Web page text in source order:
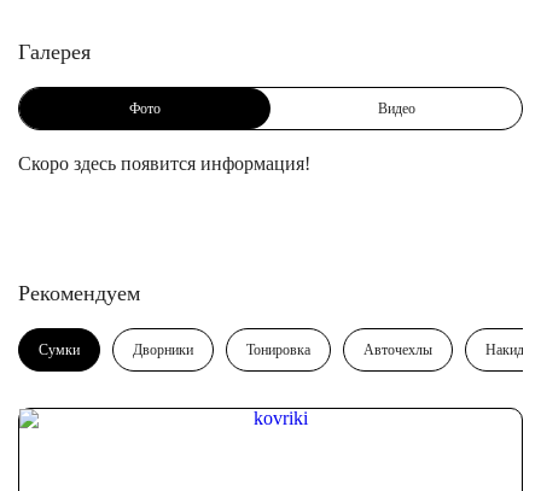
Галерея
Фото Видео
Скоро здесь появится информация!
Рекомендуем
Сумки Дворники Тонировка Авточехлы Накидки